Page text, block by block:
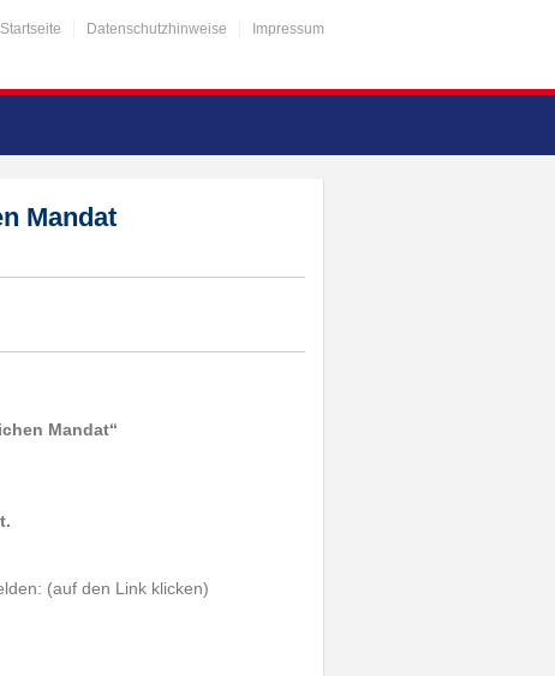
Startseite Datenschutzhinweise Impressum
Mandat
Mandat“
(auf den Link klicken)